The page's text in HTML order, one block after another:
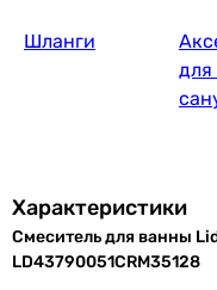
Шланги
для
Характеристики
Смеситель для ванны
LD43790051CRM35128